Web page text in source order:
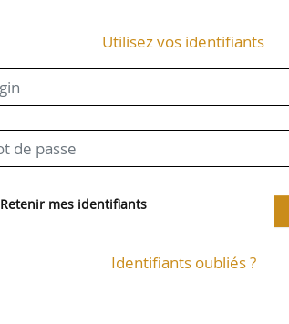
Utilisez vos identifiants
Retenir mes identifiants
Identifiants oubliés ?